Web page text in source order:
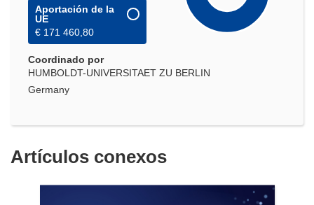
Aportación de la
UE
€ 171 460,80
Coordinado por
HUMBOLDT-UNIVERSITAET ZU BERLIN
Germany
Artículos conexos